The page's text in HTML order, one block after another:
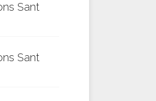
Sant
Sant